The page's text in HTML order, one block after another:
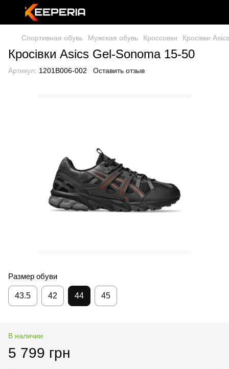
Спортивная обувь Мужская обувь Кроссовки Кросівки
Кросівки Asics Gel-Sonoma 15-50
Артикул: 1201B006-002 Оставить отзыв
Размер обуви
43.5 42 44 45
В наличии
5 799 грн